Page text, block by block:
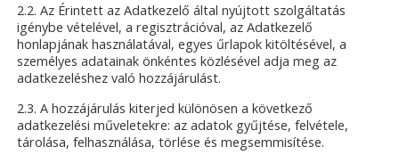
2.2. Az Érintett az Adatkezelő által nyújtott szolgáltatás
igénybe vételével, a regisztrációval, az Adatkezelő
honlapjának használatával, egyes űrlapok kitöltésével, a
személyes adatainak önkéntes közlésével adja meg az
adatkezeléshez való hozzájárulást.
2.3. A hozzájárulás kiterjed különösen a következő
adatkezelési műveletekre: az adatok gyűjtése, felvétele,
tárolása, felhasználása, törlése és megsemmisítése.